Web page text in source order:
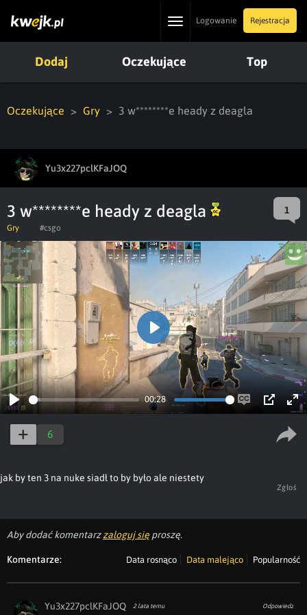
ToggleLogowanie Rejestracja
Dodaj Oczekujące Top
Oczekujące Gry 3 w********e heady z deagla
Yu3x227pclKFaJOQ
3 w********e heady z deagla 1
Gry #csgo
Play
00:28
EnablePIP
Play
6
jak by ten 3 na nuke siadł to by było ale niestety
Zgłoś
Aby dodać komentarzzaloguj się proszę.
Komentarze: Data rosnąco Data malejąco Popularność
Yu3x227pclKFaJOQ 2 lata temu Odpowiedz